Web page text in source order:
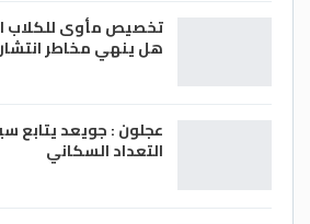
تخصيص مأوى للكلاب
هل ينهي مخاطر
عجلون : جويعد يتابع
التعداد السكاني